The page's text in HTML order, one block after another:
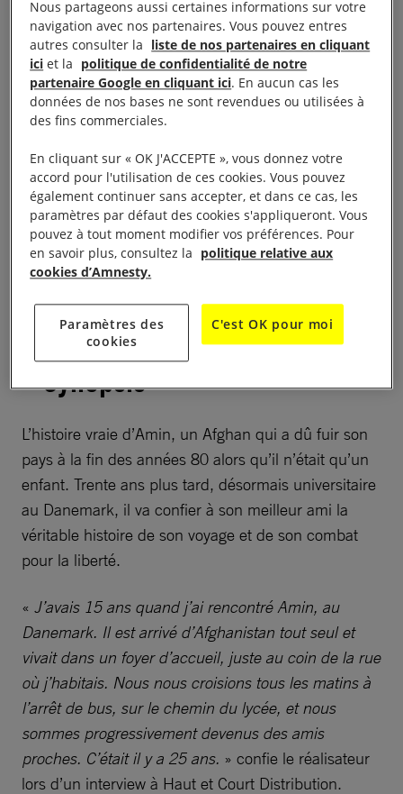
Le visionnage de cette vidéo entraîne un
dépôt de cookies de la part de YouTube. Si
vous souhaitez lire la vidéo, vous devez
consentir aux cookies pour une publicité
ciblée en cliquant sur le bouton ci-dessous.
Accepter les cookies
Vidéo :FLEE – Bande-annonce
Synopsis
L’histoire vraie d’Amin, un Afghan qui a dû fuir son
pays à la fin des années 80 alors qu’il n’était qu’un
enfant. Trente ans plus tard, désormais universitaire
au Danemark, il va confier à son meilleur ami la
véritable histoire de son voyage et de son combat
pour la liberté.
« J’avais 15 ans quand j’ai rencontré Amin, au
Danemark. Il est arrivé d’Afghanistan tout seul et
vivait dans un foyer d’accueil, juste au coin de la rue
où j’habitais. Nous nous croisions tous les matins à
l’arrêt de bus, sur le chemin du lycée, et nous
sommes progressivement devenus des amis
proches. C’était il y a 25 ans. » confie le réalisateur
lors d’un interview à Haut et Court Distribution.
Nous partageons aussi certaines informations sur votre
navigation avec nos partenaires. Vous pouvez entres
autres consulter la liste de nos partenaires en cliquant
ici et la politique de confidentialité de notre
partenaire Google en cliquant ici. En aucun cas les
données de nos bases ne sont revendues ou utilisées à
des fins commerciales.
En cliquant sur « OK J'ACCEPTE », vous donnez votre
accord pour l'utilisation de ces cookies. Vous pouvez
également continuer sans accepter, et dans ce cas, les
paramètres par défaut des cookies s'appliqueront. Vous
pouvez à tout moment modifier vos préférences. Pour
en savoir plus, consultez la politique relative aux
cookies d’Amnesty.
Paramètres des
cookies
C'est OK pour moi